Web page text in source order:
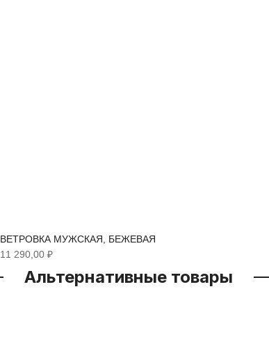
ВЕТРОВКА МУЖСКАЯ, БЕЖЕВАЯ
11 290,00 ₽
Альтернативные товары